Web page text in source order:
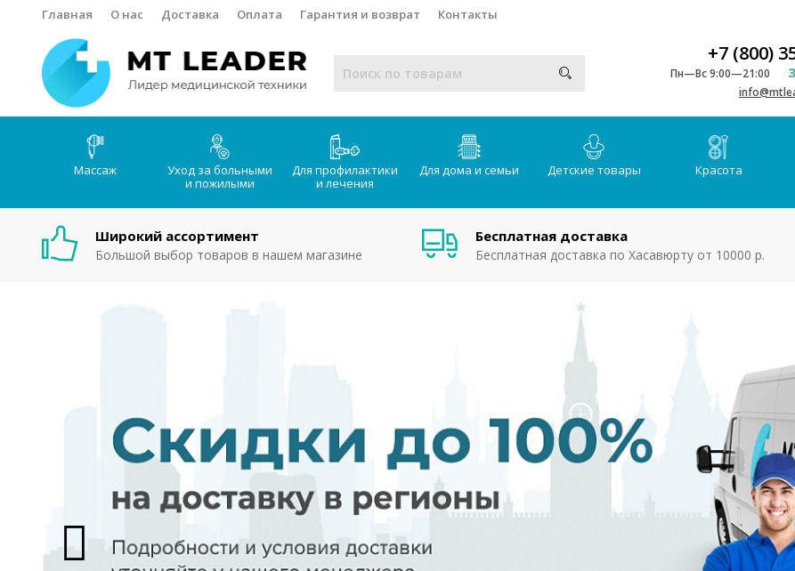
Главная О нас Доставка Оплата Гарантия и возврат Контакты
+7 (800)
Пн—Вс 9:00—21:00
Массаж
Уход за больными
и пожилыми
Для профилактики
и лечения
Для дома и семьи Детские товары Красота
Широкий ассортимент
Большой выбор товаров в нашем магазине
Бесплатная доставка
Бесплатная доставка по Хасавюрту от 10000 р.